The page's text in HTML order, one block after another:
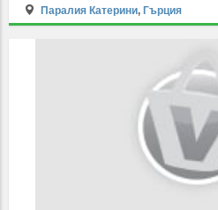
Паралия Катерини, Гърция